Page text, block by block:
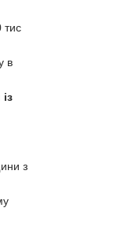
тис
в
з